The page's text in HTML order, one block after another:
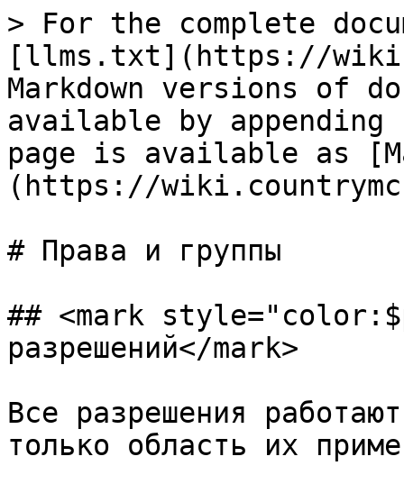
> For the complete
[llms.txt](https://
Markdown versions of
available by
page is available as
(https://
# Права и группы
## <mark
разрешений</mark>
Все разрешения
только область их